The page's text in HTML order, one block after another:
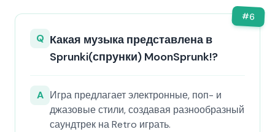
#6
Q Какая музыка представлена в
Sprunki(спрунки) MoonSprunk!?
A Игра предлагает электронные, поп- и
джазовые стили, создавая разнообразный
саундтрек на Retro играть.